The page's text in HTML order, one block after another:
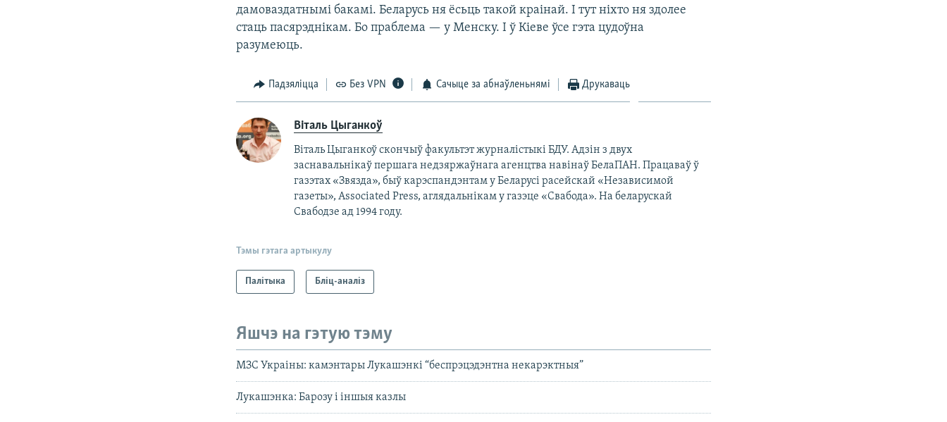
дамоваздатнымі бакамі. Беларусь ня ёсьць такой краінай. І тут ніхто ня здолее
стаць пасярэднікам. Бо праблема — у Менску. І ў Кіеве ўсе гэта цудоўна
разумеюць.
Падзяліцца Без VPN Сачыце за абнаўленьнямі Друкаваць
Віталь Цыганкоў
Віталь Цыганкоў скончыў факультэт журналістыкі БДУ. Адзін з двух
заснавальнікаў першага недзяржаўнага агенцтва навінаў БелаПАН. Працаваў ў
газэтах «Звязда», быў карэспандэнтам у Беларусі расейскай «Независимой
газеты», Associated Рress, аглядальнікам у газэце «Свабода». На беларускай
Свабодзе ад 1994 году.
Тэмы гэтага артыкулу
Палітыка Бліц-аналіз
Яшчэ на гэтую тэму
МЗС Украіны: камэнтары Лукашэнкі “беспрэцэдэнтна некарэктныя”
Лукашэнка: Барозу і іншыя казлы